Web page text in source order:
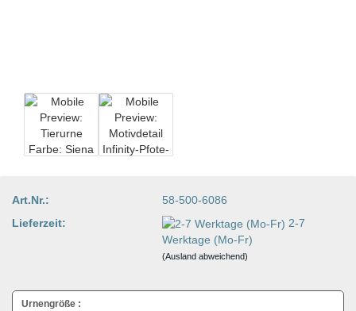
Art.Nr.:
58-500-6086
Lieferzeit:
2-7
Werktage (Mo-Fr)
(Ausland abweichend)
Urnengröße :